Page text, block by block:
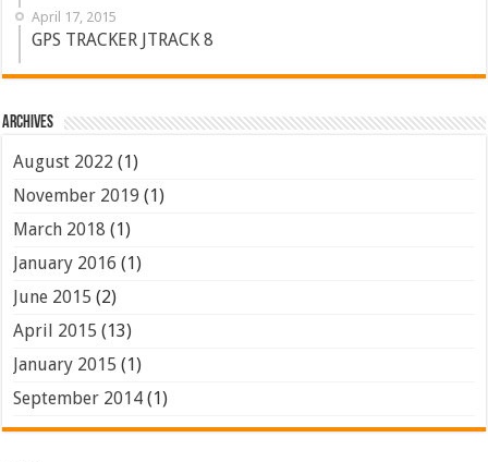
April 17, 2015
GPS TRACKER JTRACK 8
Archives
August 2022 (1)
November 2019 (1)
March 2018 (1)
January 2016 (1)
June 2015 (2)
April 2015 (13)
January 2015 (1)
September 2014 (1)